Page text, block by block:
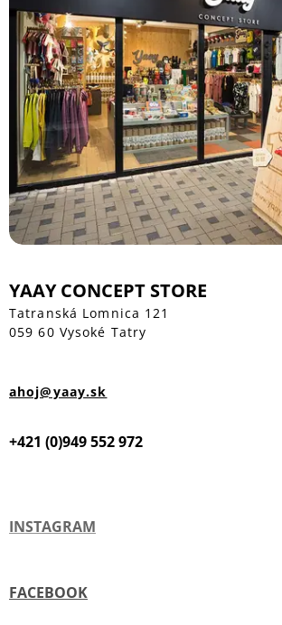
YAAY CONCEPT STORE
Tatranská Lomnica 121
059 60 Vysoké Tatry
ahoj@yaay.sk
+421 (0)949 552 972
INSTAGRAM
FACEBOOK